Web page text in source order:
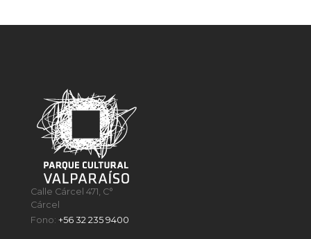
Calle Cárcel 471, C°
Cárcel
Fono:+56 32 235 9400